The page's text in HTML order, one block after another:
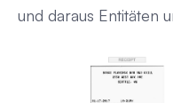
und daraus Entitäten